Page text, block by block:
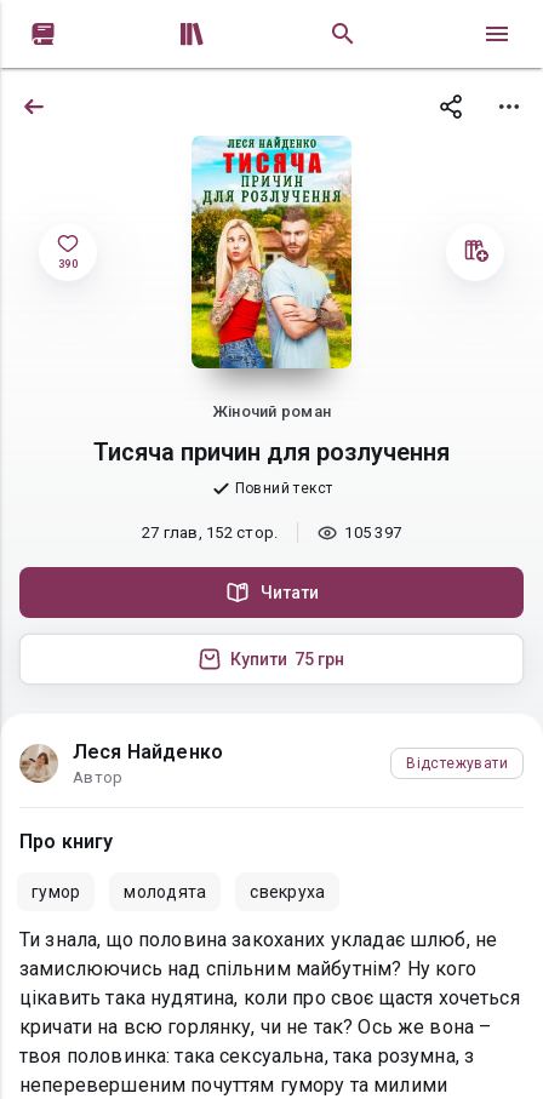
 
390
Жіночий роман
Тисяча причин для розлучення
Повний текст
27 глав, 152 стор. 105 397
Читати
Купити 75 грн
Леся Найденко
Автор
Відстежувати
Про книгу
гумор молодята свекруха
Ти знала, що половина закоханих укладає шлюб, не
замислюючись над спільним майбутнім? Ну кого
цікавить така нудятина, коли про своє щастя хочеться
кричати на всю горлянку, чи не так? Ось же вона –
твоя половинка: така сексуальна, така розумна, з
неперевершеним почуттям гумору та милими